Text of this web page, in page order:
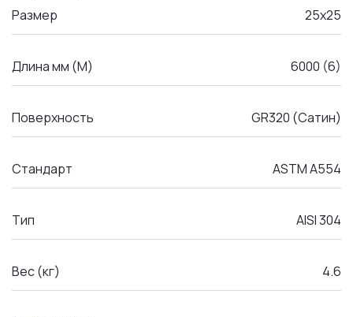
Размер 25x25
Длина мм (М) 6000 (6)
Поверхность GR320 (Сатин)
Стандарт ASTM A554
Тип AISI 304
Вес (кг) 4.6